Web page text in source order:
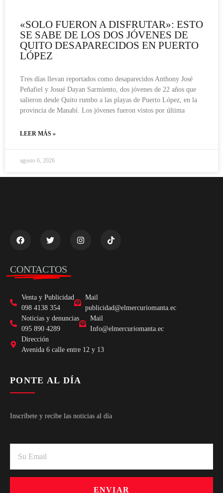
«SOLO FUERON A DISFRUTAR»: ESTO
SE SABE DE LOS DOS JÓVENES DE
QUITO DESAPARECIDOS EN PUERTO
LÓPEZ
Tres días llevan reportados como desaparecidos Anthony José
Peñafiel y Josué Dayan Sarmiento, dos jóvenes de 22 años que
salieron desde Quito rumbo a las playas de Puerto López, en la
provincia de Manabí. Los jóvenes fueron vistos por última
LEER MÁS »
agosto 6, 2026
CONTACTOS
Venta y Publicidad
098 4138 354
Mail
publicidad@elmercuriomanta.ec
Noticias y denuncias
095 890 4289
Mail
Info@elmercuriomanta.ec
Dirección
Avenida 6 calle entre 12 y 13
PONTE AL DÍA
Inscríbete y recibe las noticias al día
ENVIAR